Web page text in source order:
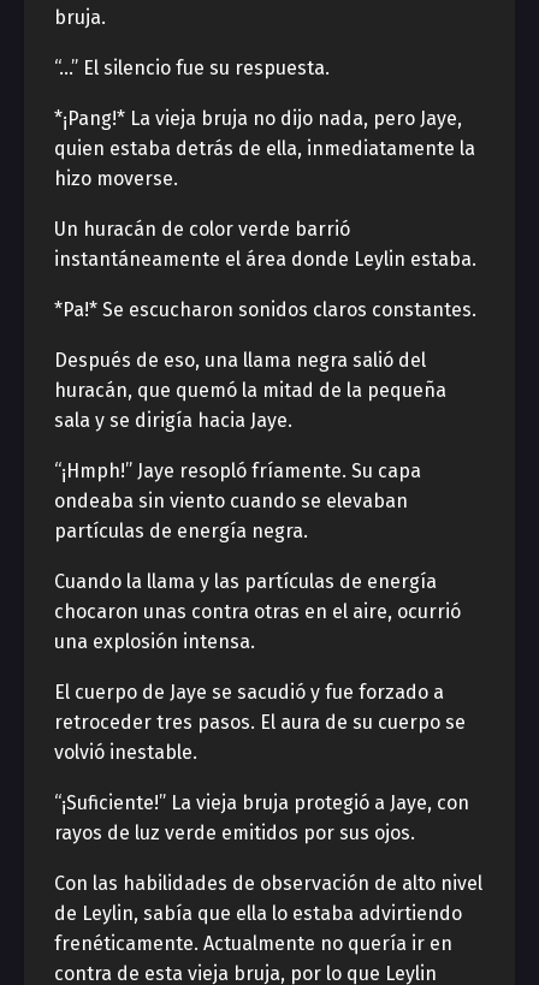
bruja.
“…” El silencio fue su respuesta.
*¡Pang!* La vieja bruja no dijo nada, pero Jaye,
quien estaba detrás de ella, inmediatamente la
hizo moverse.
Un huracán de color verde barrió
instantáneamente el área donde Leylin estaba.
*Pa!* Se escucharon sonidos claros constantes.
Después de eso, una llama negra salió del
huracán, que quemó la mitad de la pequeña
sala y se dirigía hacia Jaye.
“¡Hmph!” Jaye resopló fríamente. Su capa
ondeaba sin viento cuando se elevaban
partículas de energía negra.
Cuando la llama y las partículas de energía
chocaron unas contra otras en el aire, ocurrió
una explosión intensa.
El cuerpo de Jaye se sacudió y fue forzado a
retroceder tres pasos. El aura de su cuerpo se
volvió inestable.
“¡Suficiente!” La vieja bruja protegió a Jaye, con
rayos de luz verde emitidos por sus ojos.
Con las habilidades de observación de alto nivel
de Leylin, sabía que ella lo estaba advirtiendo
frenéticamente. Actualmente no quería ir en
contra de esta vieja bruja, por lo que Leylin